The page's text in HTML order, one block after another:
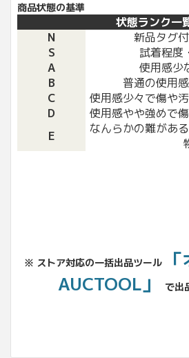
商品状態の基準
状態ランク一
N
新品タグ
S
試着程度
A
使用感少
B
普通の使用
C
使用感少々で傷や
D
使用感やや強めで
E
なんらかの難があ
※ ストア対応の一括出品ツール
AUCTOOL」
で出